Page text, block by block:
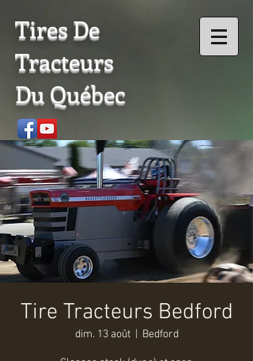
Tires De
Tracteurs
Du Québec
Tire Tracteurs Bedford
dim. 13 août
  |
Bedford